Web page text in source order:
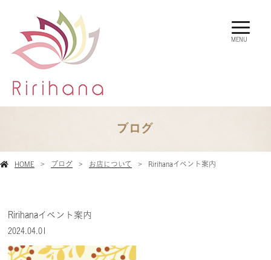
MENU
ブログ
HOME ブログ お店について Ririhanaイベント案内
Ririhanaイベント案内
2024.04.01